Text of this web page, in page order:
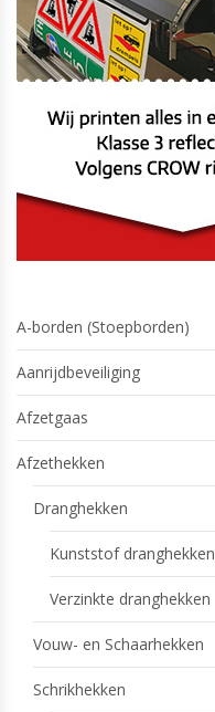
A-borden (Stoepborden)
Aanrijdbeveiliging
Afzetgaas
Afzethekken
Dranghekken
Kunststof dranghekken
Verzinkte dranghekken
Vouw- en Schaarhekken
Schrikhekken